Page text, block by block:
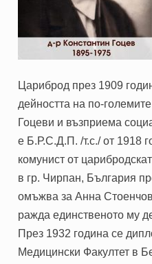
Цариброд през 1909
дейността на по-
Гоцеви и възприема
е Б.Р.С.Д.П. /т.с./ от 1918
комунист от
в гр. Чирпан, България
омъжва за Анна
ражда единственото му
През 1932 година се
Медицински Факултет в